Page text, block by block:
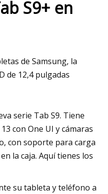
S9+ en
de Samsung, la
de 12,4 pulgadas
serie Tab S9. Tiene
con One UI y cámaras
con soporte para carga
la caja. Aquí tienes los
su tableta y teléfono a